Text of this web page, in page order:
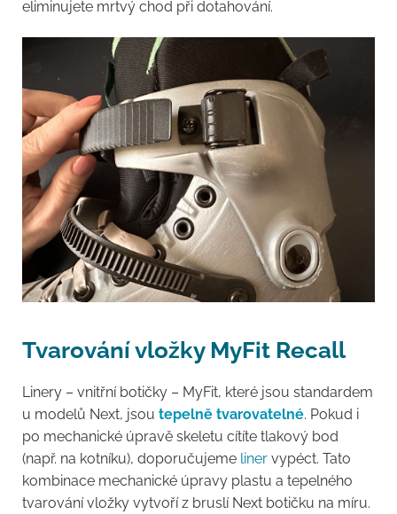
eliminujete mrtvý chod při dotahování.
Tvarování vložky MyFit Recall
Linery – vnitřní botičky – MyFit, které jsou standardem
u modelů Next, jsou tepelně tvarovatelné. Pokud i
po mechanické úpravě skeletu cítíte tlakový bod
(např. na kotníku), doporučujeme liner vypéct. Tato
kombinace mechanické úpravy plastu a tepelného
tvarování vložky vytvoří z bruslí Next botičku na míru.